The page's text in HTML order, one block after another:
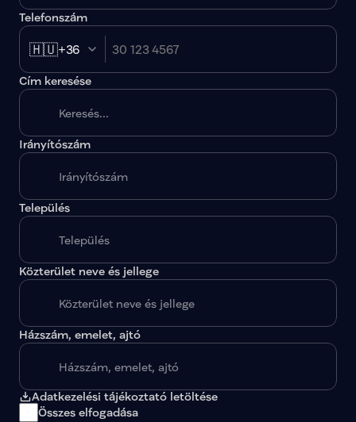
Telefonszám
🇭🇺+36
Cím keresése
Irányítószám
Település
Közterület neve és jellege
Házszám, emelet, ajtó
Adatkezelési tájékoztató letöltése
Összes elfogadása